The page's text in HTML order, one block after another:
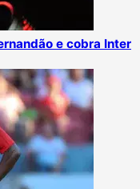
e cobra Inter